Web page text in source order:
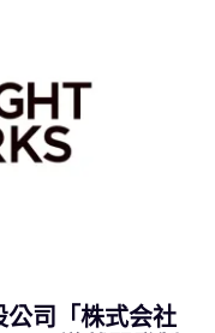
司「株式会社